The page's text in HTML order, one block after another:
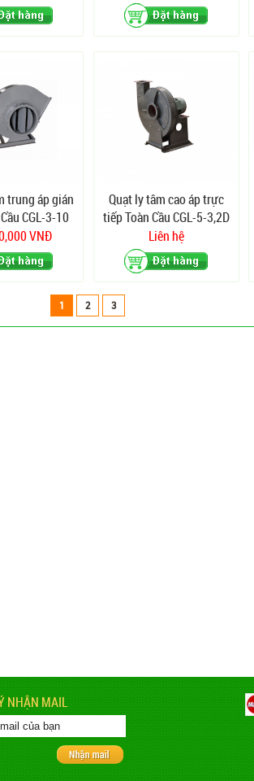
trung áp gián
CGL-3-10
Kw)VNĐ
Quạt ly tâm cao áp trực
tiếp Toàn Cầu CGL-5-3,2D
Liên hệ
1 2 3
NHẬN MAIL